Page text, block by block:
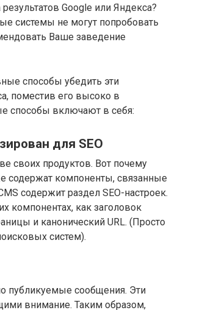
Google или Яндекса?
системы не могут попробовать
Ваше заведение
способы убедить эти
поместив его высоко в
способы включают в себя:
для SEO
своих продуктов. Вот почему
содержат компоненты, связанные
содержит раздел SEO-настроек.
компонентах, как заголовок
и канонический URL. (Просто
систем).
публикуемые сообщения. Эти
внимание. Таким образом,